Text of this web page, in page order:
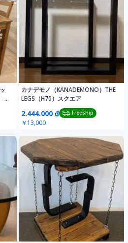
セ
カナデモノ（KANADEMONO）THE
LEGS（H70）スクエア
2.444.000 ₫ Freeship
￥13,000